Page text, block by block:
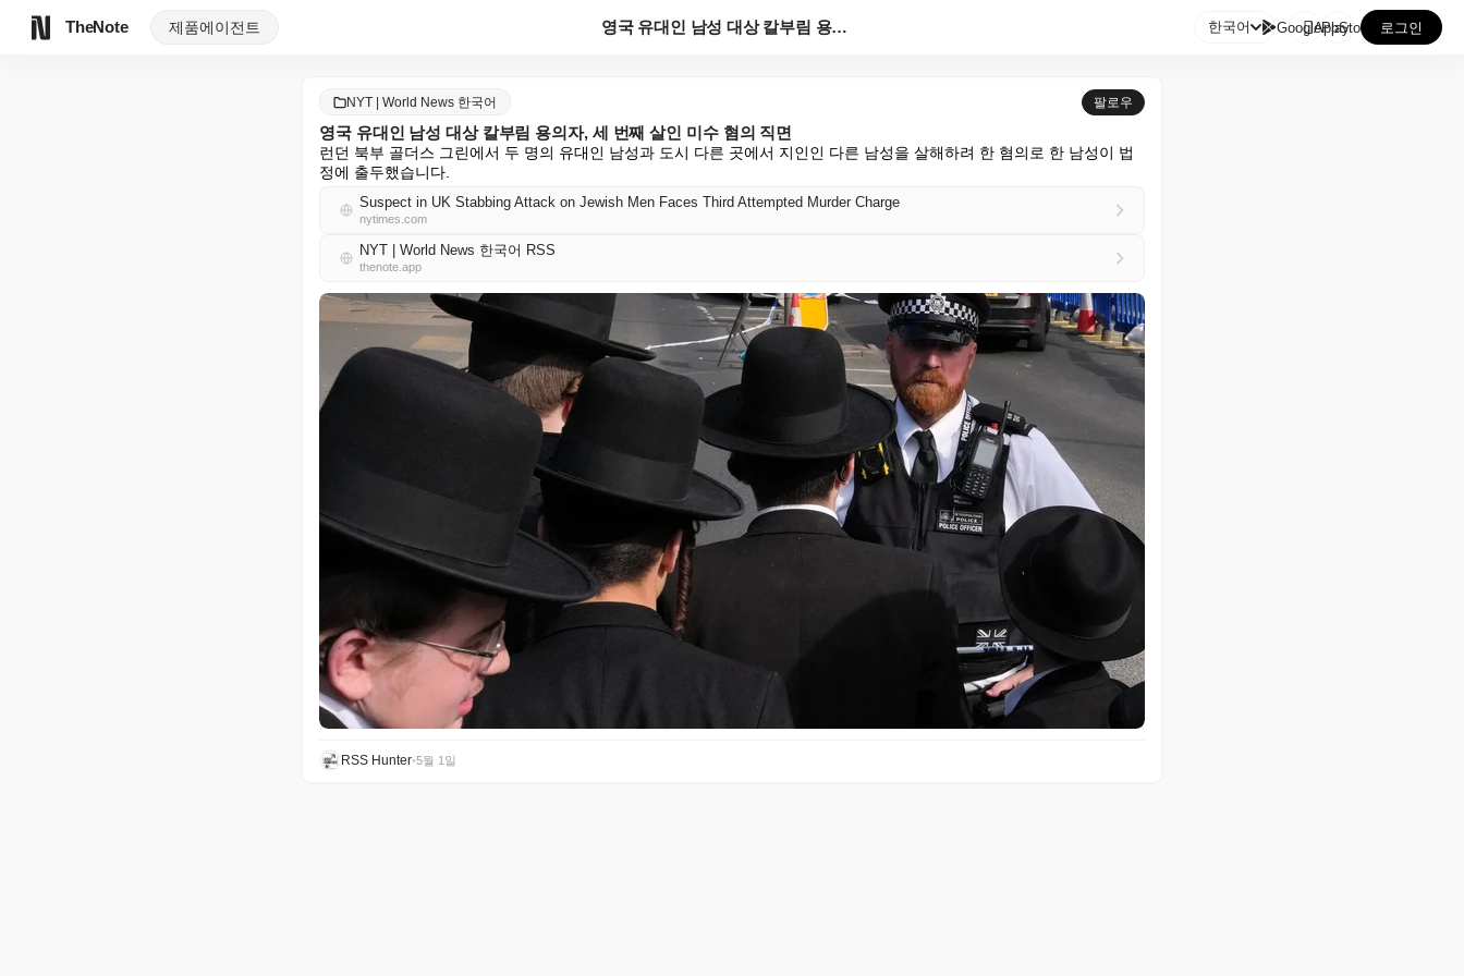
TheNote 제품에이전트 영국 유대인 남성 대상 칼부림 용의자, 세 번째 살인 ... 한국어 GooglePlay
AppStore 로그인
NYT | World News 한국어 팔로우
영국 유대인 남성 대상 칼부림 용의자, 세 번째 살인 미수 혐의 직면
런던 북부 골더스 그린에서 두 명의 유대인 남성과 도시 다른 곳에서 지인인 다른 남성을 살해하려 한 혐의로 한 남성이 법
정에 출두했습니다.
Suspect in UK Stabbing Attack on Jewish Men Faces Third Attempted Murder Charge
nytimes.com
NYT | World News 한국어 RSS
thenote.app
RSS Hunter•5월 1일